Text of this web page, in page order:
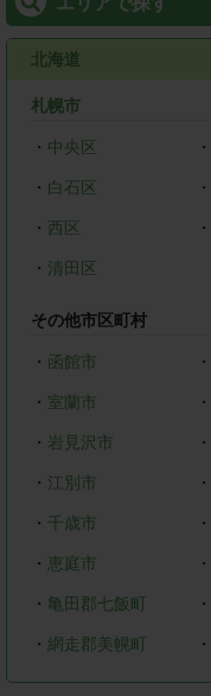
北海道
札幌市
・ 中央区 ・
・ 白石区 ・
・ 西区 ・
・ 清田区
その他市区町村
・ 函館市 ・
・ 室蘭市 ・
・ 岩見沢市 ・
・ 江別市 ・
・ 千歳市 ・
・ 恵庭市 ・
・ 亀田郡七飯町 ・
・ 網走郡美幌町 ・